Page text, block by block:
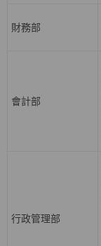
財務部
會計部
行政管理部